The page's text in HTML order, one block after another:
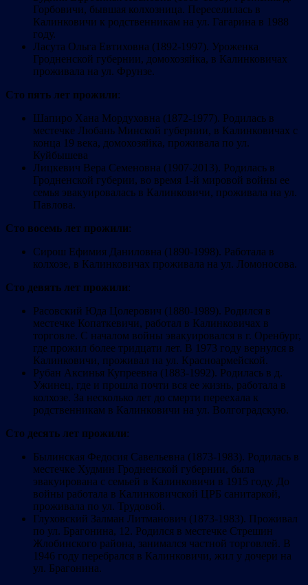
Горбовичи, бывшая колхозница. Переселилась в
Калинковичи к родственникам на ул. Гагарина в 1988
году.
Ласута Ольга Евтиховна (1892-1997). Уроженка
Гродненской губернии, домохозяйка, в Калинковичах
проживала на ул. Фрунзе.
Сто пять лет прожили:
Шапиро Хана Мордуховна (1872-1977). Родилась в
местечке Любань Минской губернии, в Калинковичах с
конца 19 века, домохозяйка, проживала по ул.
Куйбышева
Лицкевич Вера Семеновна (1907-2013). Родилась в
Гродненской губерии, во время 1-й мировой войны ее
семья эвакуировалась в Калинковичи, проживала на ул.
Павлова.
Сто восемь лет прожили:
Сирош Ефимия Даниловна (1890-1998). Работала в
колхозе, в Калинковичах проживала на ул. Ломоносова.
Сто девять лет прожили:
Расовский Юда Цолерович (1880-1989). Родился в
местечке Копаткевичи, работал в Калинковичах в
торговле. С началом войны эвакуировался в г. Оренбург,
где прожил более тридцати лет. В 1973 году вернулся в
Калинковичи, проживал на ул. Красноармейской.
Рубан Аксинья Купреевна (1883-1992). Родилась в д.
Ужинец, где и прошла почти вся ее жизнь, работала в
колхозе. За несколько лет до смерти переехала к
родственникам в Калинковичи на ул. Волгоградскую.
Сто десять лет прожили:
Былинская Федосия Савельевна (1873-1983). Родилась в
местечке Худмин Гродненской губернии, была
эвакуирована с семьей в Калинковичи в 1915 году. До
войны работала в Калинковичской ЦРБ санитаркой,
проживала по ул. Трудовой.
Глуховский Залман Литманович (1873-1983). Проживал
по ул. Брагонина, 12. Родился в местечке Стрешин
Жлобинского района, занимался частной торговлей. В
1946 году перебрался в Калинковичи, жил у дочери на
ул. Брагонина.